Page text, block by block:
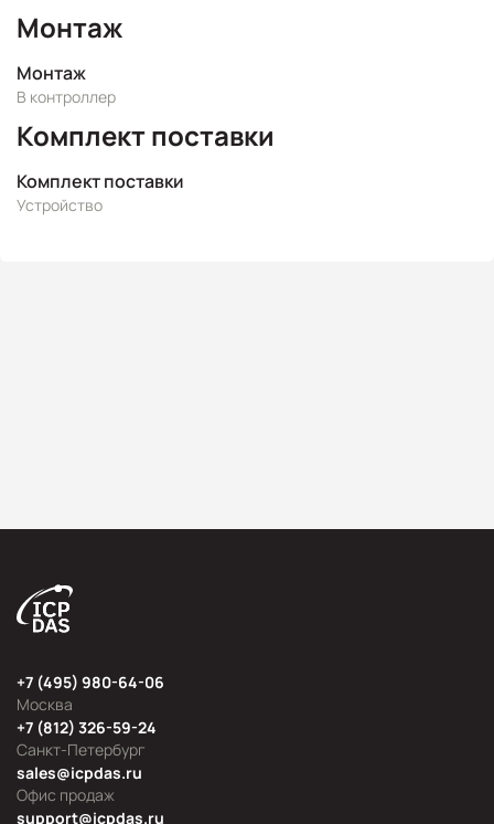
Монтаж
Монтаж
В контроллер
Комплект поставки
Комплект поставки
Устройство
Москва
+7 (495) 980-64-06
Офис продаж
sales@icpdas.ru
Санкт-Петербург
+7 (812) 326-59-24
support@icpdas.ru